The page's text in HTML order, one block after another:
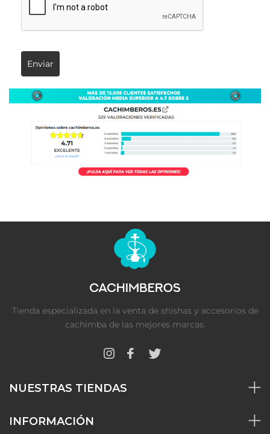
Enviar
Tienda especializada en la venta de shishas y accesorios de
cachimba de las mejores marcas.
NUESTRAS TIENDAS
INFORMACIÓN